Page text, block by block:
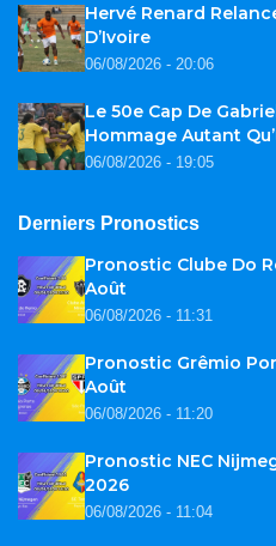
Hervé Renard
D’Ivoire
06/08/2026 - 20:06
Le 50e Cap De
Hommage Autant
06/08/2026 - 19:05
Derniers Pronostics
Pronostic Clube Do
Août
06/08/2026 - 11:31
Pronostic Grêmio
Août
06/08/2026 - 11:20
Pronostic NEC
2026
06/08/2026 - 11:04